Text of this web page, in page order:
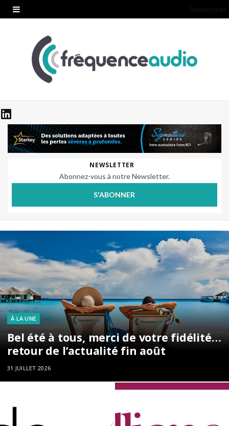
NEWSLETTER
Abonnez-vous à notre Newsletter.
S'ABONNER
À LA UNE
Bel été à tous, merci de votre fidélité…
retour de l’actualité fin août
31 JUILLET 2026